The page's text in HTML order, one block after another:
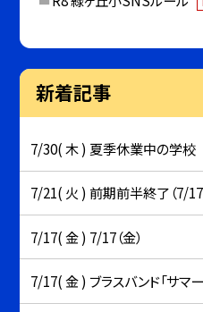
新着記事
7/30( 木 ) 夏季休業中の学校
7/21( 火 ) 前期前半終了（7/17
7/17( 金 ) 7/17（金）
7/17( 金 ) ブラスバンド「サマー